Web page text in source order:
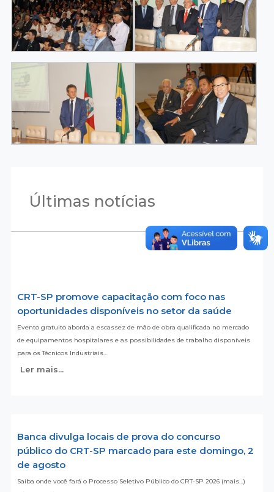
Últimas notícias
CRT-SP promove capacitação com foco nas
oportunidades disponíveis no setor da saúde
Evento gratuito aborda a escassez de mão de obra qualificada no mercado
de equipamentos hospitalares e as possibilidades de trabalho disponíveis
para os Técnicos Industriais…
Ler mais...
Banca divulga locais de prova do concurso
público do CRT-SP marcado para este domingo, 2
de agosto
Saiba onde você fará o Processo Seletivo Público do CRT-SP 2026 (mais…)